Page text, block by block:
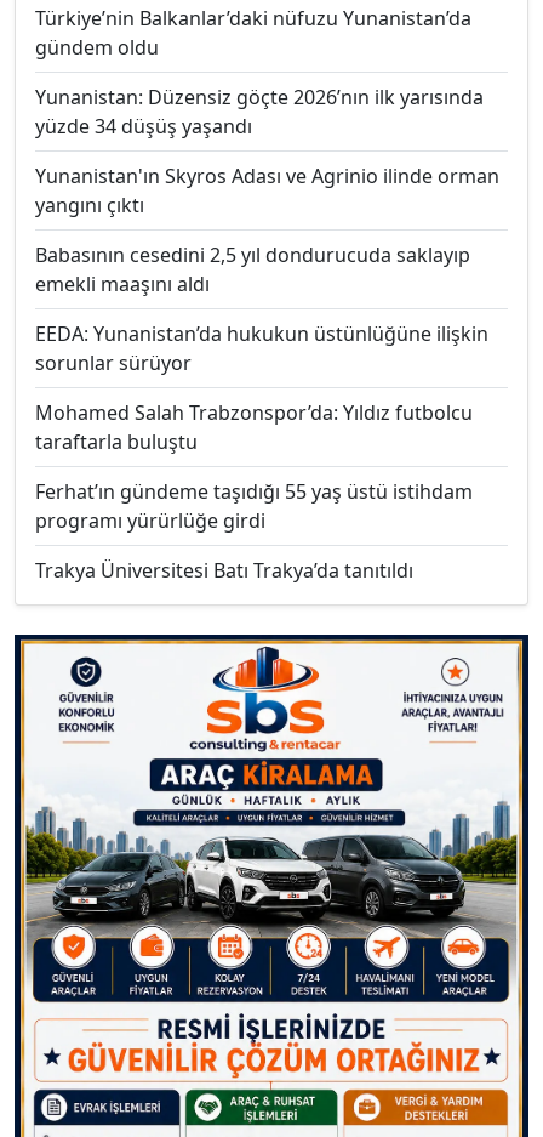
Türkiye’nin Balkanlar’daki nüfuzu Yunanistan’da
gündem oldu
Yunanistan: Düzensiz göçte 2026’nın ilk yarısında
yüzde 34 düşüş yaşandı
Yunanistan'ın Skyros Adası ve Agrinio ilinde orman
yangını çıktı
Babasının cesedini 2,5 yıl dondurucuda saklayıp
emekli maaşını aldı
EEDA: Yunanistan’da hukukun üstünlüğüne ilişkin
sorunlar sürüyor
Mohamed Salah Trabzonspor’da: Yıldız futbolcu
taraftarla buluştu
Ferhat’ın gündeme taşıdığı 55 yaş üstü istihdam
programı yürürlüğe girdi
Trakya Üniversitesi Batı Trakya’da tanıtıldı